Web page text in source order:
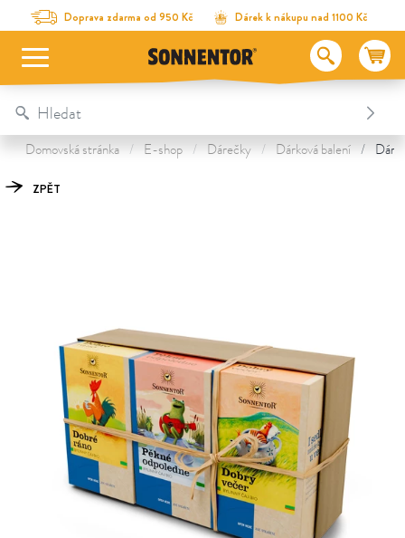
Na obsah stránky
Na seznam obsahu
Na menu Doprava zdarma od 950 Kč Dárek k nákupu nad 1100 Kč
Table Of Content
Dárkové balení 3 čajů – Hezký den
Objevte další poklady
Domovská stránka E-shop Dárečky Dárková balení
ZPĚT